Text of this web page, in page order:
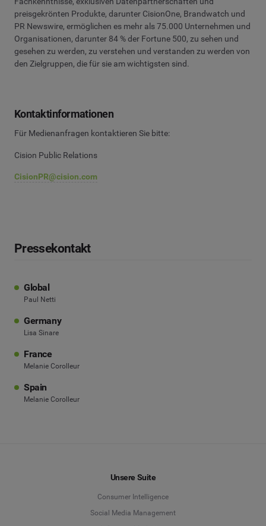
preisgekrönten Produkte, darunter CisionOne, Brandwatch und
PR Newswire, ermöglichen es mehr als 75.000 Unternehmen und
Organisationen, darunter 84 % der Fortune 500, zu sehen und
gesehen zu werden, zu verstehen und verstanden zu werden von
den Zielgruppen, die für sie am wichtigsten sind.
Kontaktinformationen
Für Medienanfragen kontaktieren Sie bitte:
Cision Public Relations
CisionPR@cision.com
Pressekontakt
Global
Paul Netti
Germany
Lisa Sinare
France
Melanie Corolleur
Spain
Melanie Corolleur
Unsere Suite
Consumer Intelligence
Social Media Management